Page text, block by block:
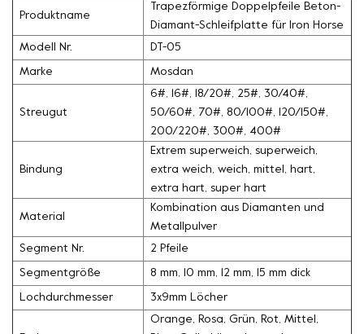
Produktname
Trapezförmige Doppelpfeile Beton-
Diamant-Schleifplatte für Iron Horse
Modell Nr. DT-05
Marke Mosdan
Streugut
6#, 16#, 18/20#, 25#, 30/40#,
50/60#, 70#, 80/100#, 120/150#,
200/220#, 300#, 400#
Bindung
Extrem superweich, superweich,
extra weich, weich, mittel, hart,
extra hart, super hart
Material
Kombination aus Diamanten und
Metallpulver
Segment Nr. 2 Pfeile
Segmentgröße 8 mm, 10 mm, 12 mm, 15 mm dick
Lochdurchmesser 3x9mm Löcher
Orange, Rosa, Grün, Rot, Mittel,